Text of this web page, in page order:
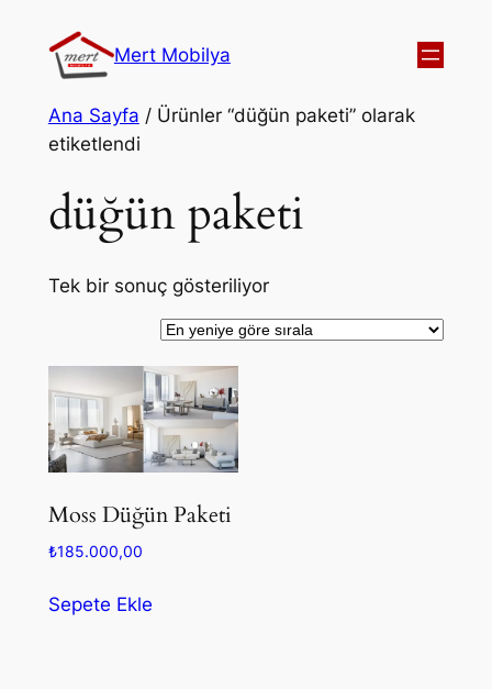
Mert Mobilya
Ana Sayfa / Ürünler “düğün paketi” olarak
etiketlendi
düğün paketi
Tek bir sonuç gösteriliyor
Moss Düğün Paketi
₺185.000,00
Sepete Ekle